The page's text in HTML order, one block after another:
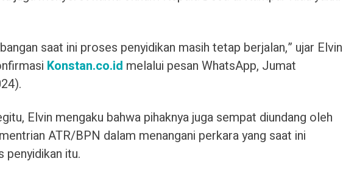
saat ini proses penyidikan masih tetap berjalan,” ujar Elvin
Konstan.co.id melalui pesan WhatsApp, Jumat
Elvin mengaku bahwa pihaknya juga sempat diundang oleh
ATR/BPN dalam menangani perkara yang saat ini
penyidikan itu.